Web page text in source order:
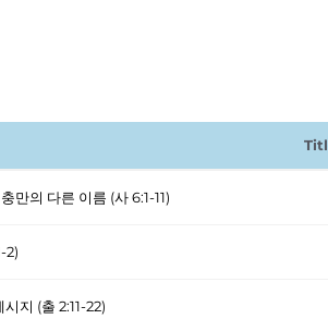
만의 다른 이름 (사 6:1-11)
2)
지 (출 2:11-22)